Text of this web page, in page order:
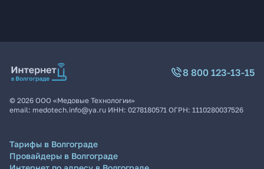
8 800 123-13-15
© 2026 ООО «Медовые Технологии»
email: medotech.info@ya.ru ИНН: 0278180571 ОГРН: 1110280037526
Тарифы в Волгограде
Провайдеры в Волгограде